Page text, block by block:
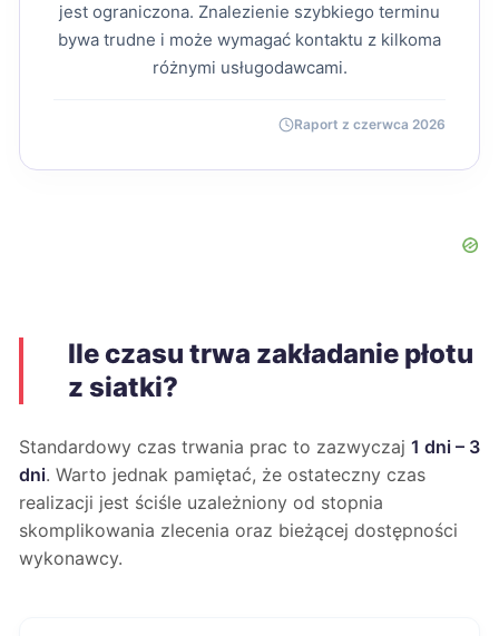
jest ograniczona. Znalezienie szybkiego terminu
bywa trudne i może wymagać kontaktu z kilkoma
różnymi usługodawcami.
Raport z czerwca 2026
Ile czasu trwa zakładanie płotu
z siatki?
Standardowy czas trwania prac to zazwyczaj 1 dni – 3
dni. Warto jednak pamiętać, że ostateczny czas
realizacji jest ściśle uzależniony od stopnia
skomplikowania zlecenia oraz bieżącej dostępności
wykonawcy.